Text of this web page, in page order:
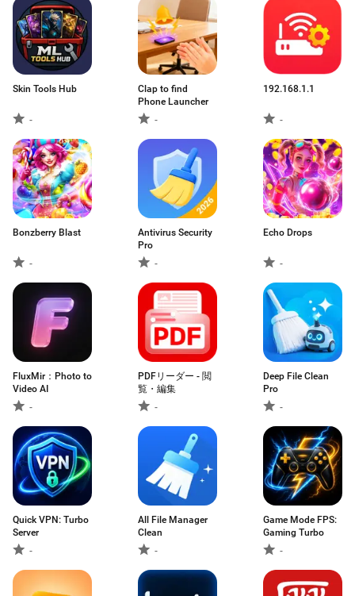
Skin Tools Hub
-
Clap to find
Phone Launcher
-
192.168.1.1
-
Bonzberry Blast
-
Antivirus Security
Pro
-
Echo Drops
-
FluxMir：Photo to
Video AI
-
PDFリーダー - 閲
覧・編集
-
Deep File Clean
Pro
-
Quick VPN: Turbo
Server
-
All File Manager
Clean
-
Game Mode FPS:
Gaming Turbo
-